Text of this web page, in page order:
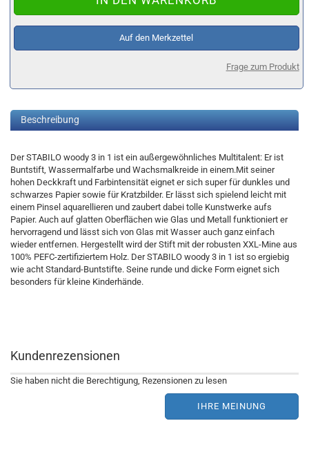
Auf den Merkzettel
Frage zum Produkt
Beschreibung
Der STABILO woody 3 in 1 ist ein außergewöhnliches Multitalent: Er ist
Buntstift, Wassermalfarbe und Wachsmalkreide in einem.Mit seiner
hohen Deckkraft und Farbintensität eignet er sich super für dunkles und
schwarzes Papier sowie für Kratzbilder. Er lässt sich spielend leicht mit
einem Pinsel aquarellieren und zaubert dabei tolle Kunstwerke aufs
Papier. Auch auf glatten Oberflächen wie Glas und Metall funktioniert er
hervorragend und lässt sich von Glas mit Wasser auch ganz einfach
wieder entfernen. Hergestellt wird der Stift mit der robusten XXL-Mine aus
100% PEFC-zertifiziertem Holz. Der STABILO woody 3 in 1 ist so ergiebig
wie acht Standard-Buntstifte. Seine runde und dicke Form eignet sich
besonders für kleine Kinderhände.
Kundenrezensionen
Sie haben nicht die Berechtigung, Rezensionen zu lesen
IHRE MEINUNG